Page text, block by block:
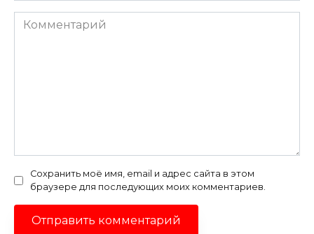
Комментарий
Сохранить моё имя, email и адрес сайта в этом
браузере для последующих моих комментариев.